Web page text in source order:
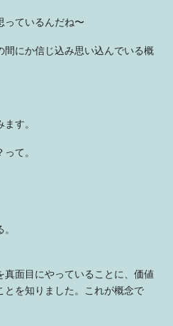
っているんだね〜
間にか信じ込み思い込んでいる概
す。
て。
面目にやっていることに、価値
とを知りました。これが概念で